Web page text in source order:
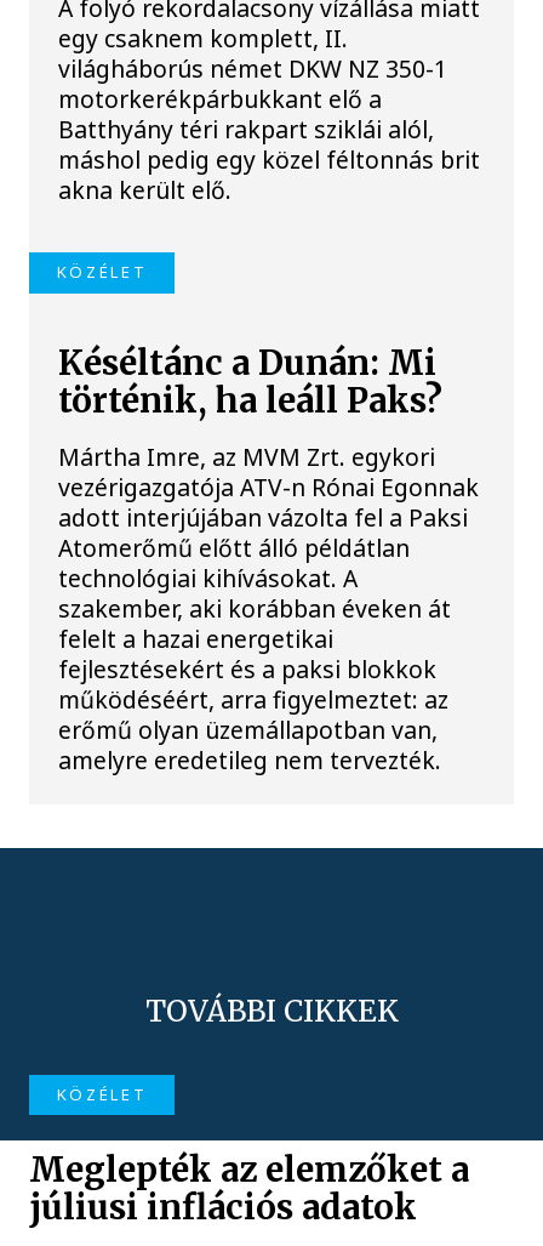
A folyó rekordalacsony vízállása miatt
egy csaknem komplett, II.
világháborús német DKW NZ 350-1
motorkerékpárbukkant elő a
Batthyány téri rakpart sziklái alól,
máshol pedig egy közel féltonnás brit
akna került elő.
KÖZÉLET
Késéltánc a Dunán: Mi
történik, ha leáll Paks?
Mártha Imre, az MVM Zrt. egykori
vezérigazgatója ATV-n Rónai Egonnak
adott interjújában vázolta fel a Paksi
Atomerőmű előtt álló példátlan
technológiai kihívásokat. A
szakember, aki korábban éveken át
felelt a hazai energetikai
fejlesztésekért és a paksi blokkok
működéséért, arra figyelmeztet: az
erőmű olyan üzemállapotban van,
amelyre eredetileg nem tervezték.
TOVÁBBI CIKKEK
KÖZÉLET
Meglepték az elemzőket a
júliusi inflációs adatok